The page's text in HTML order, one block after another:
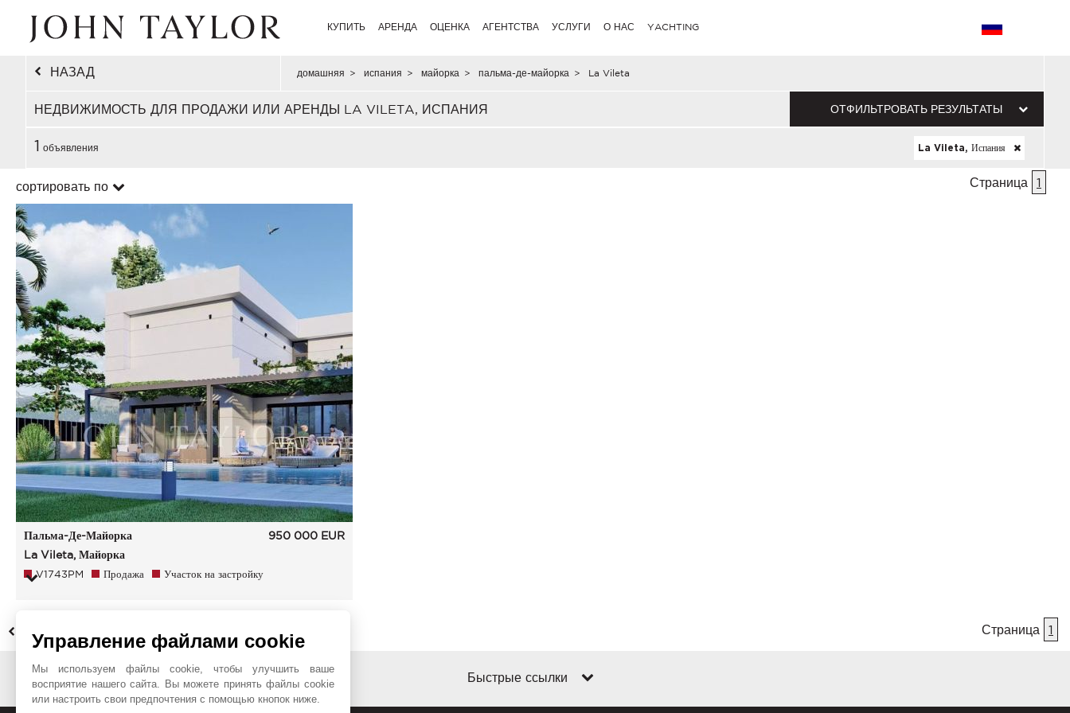
КУПИТЬ АРЕНДА ОЦЕНКА АГЕНТСТВА УСЛУГИ О НАС YACHTING
НАЗАД домашняя > испания > майорка > пальма-де-майорка > La Vileta
НЕДВИЖИМОСТЬ ДЛЯ ПРОДАЖИ ИЛИ АРЕНДЫ LA VILETA, ИСПАНИЯ ОТФИЛЬТРОВАТЬ РЕЗУЛЬТАТЫ
1 объявления La Vileta, Испания
сортировать по Страница 1
Пальма-Де-Майорка
La Vileta, Майорка
950 000 EUR
V1743PM Продажа Участок на застройку
НАЗАД Страница 1
Быстрые ссылки
Управление файлами cookie
Мы используем файлы cookie, чтобы улучшить ваше
восприятие нашего сайта. Вы можете принять файлы cookie
или настроить свои предпочтения с помощью кнопок ниже.